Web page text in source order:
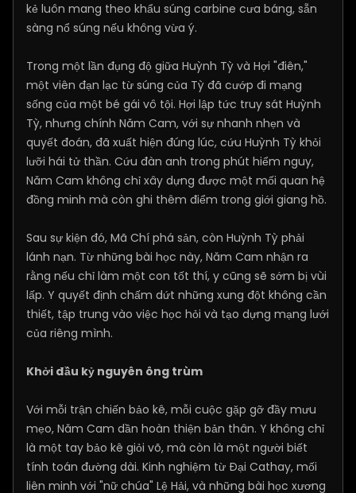
kẻ luôn mang theo khẩu súng carbine cưa báng, sẵn
sàng nổ súng nếu không vừa ý.
Trong một lần đụng độ giữa Huỳnh Tỳ và Hợi "điên,"
một viên đạn lạc từ súng của Tỳ đã cướp đi mạng
sống của một bé gái vô tội. Hợi lập tức truy sát Huỳnh
Tỳ, nhưng chính Năm Cam, với sự nhanh nhẹn và
quyết đoán, đã xuất hiện đúng lúc, cứu Huỳnh Tỳ khỏi
lưỡi hái tử thần. Cứu đàn anh trong phút hiểm nguy,
Năm Cam không chỉ xây dựng được một mối quan hệ
đồng minh mà còn ghi thêm điểm trong giới giang hồ.
Sau sự kiện đó, Mã Chí phá sản, còn Huỳnh Tỳ phải
lánh nạn. Từ những bài học này, Năm Cam nhận ra
rằng nếu chỉ làm một con tốt thí, y cũng sẽ sớm bị vùi
lấp. Y quyết định chấm dứt những xung đột không cần
thiết, tập trung vào việc học hỏi và tạo dựng mạng lưới
của riêng mình.
Khởi đầu kỷ nguyên ông trùm
Với mỗi trận chiến bảo kê, mỗi cuộc gặp gỡ đầy mưu
mẹo, Năm Cam dần hoàn thiện bản thân. Y không chỉ
là một tay bảo kê giỏi võ, mà còn là một người biết
tính toán đường dài. Kinh nghiệm từ Đại Cathay, mối
liên minh với "nữ chúa" Lệ Hải, và những bài học xương